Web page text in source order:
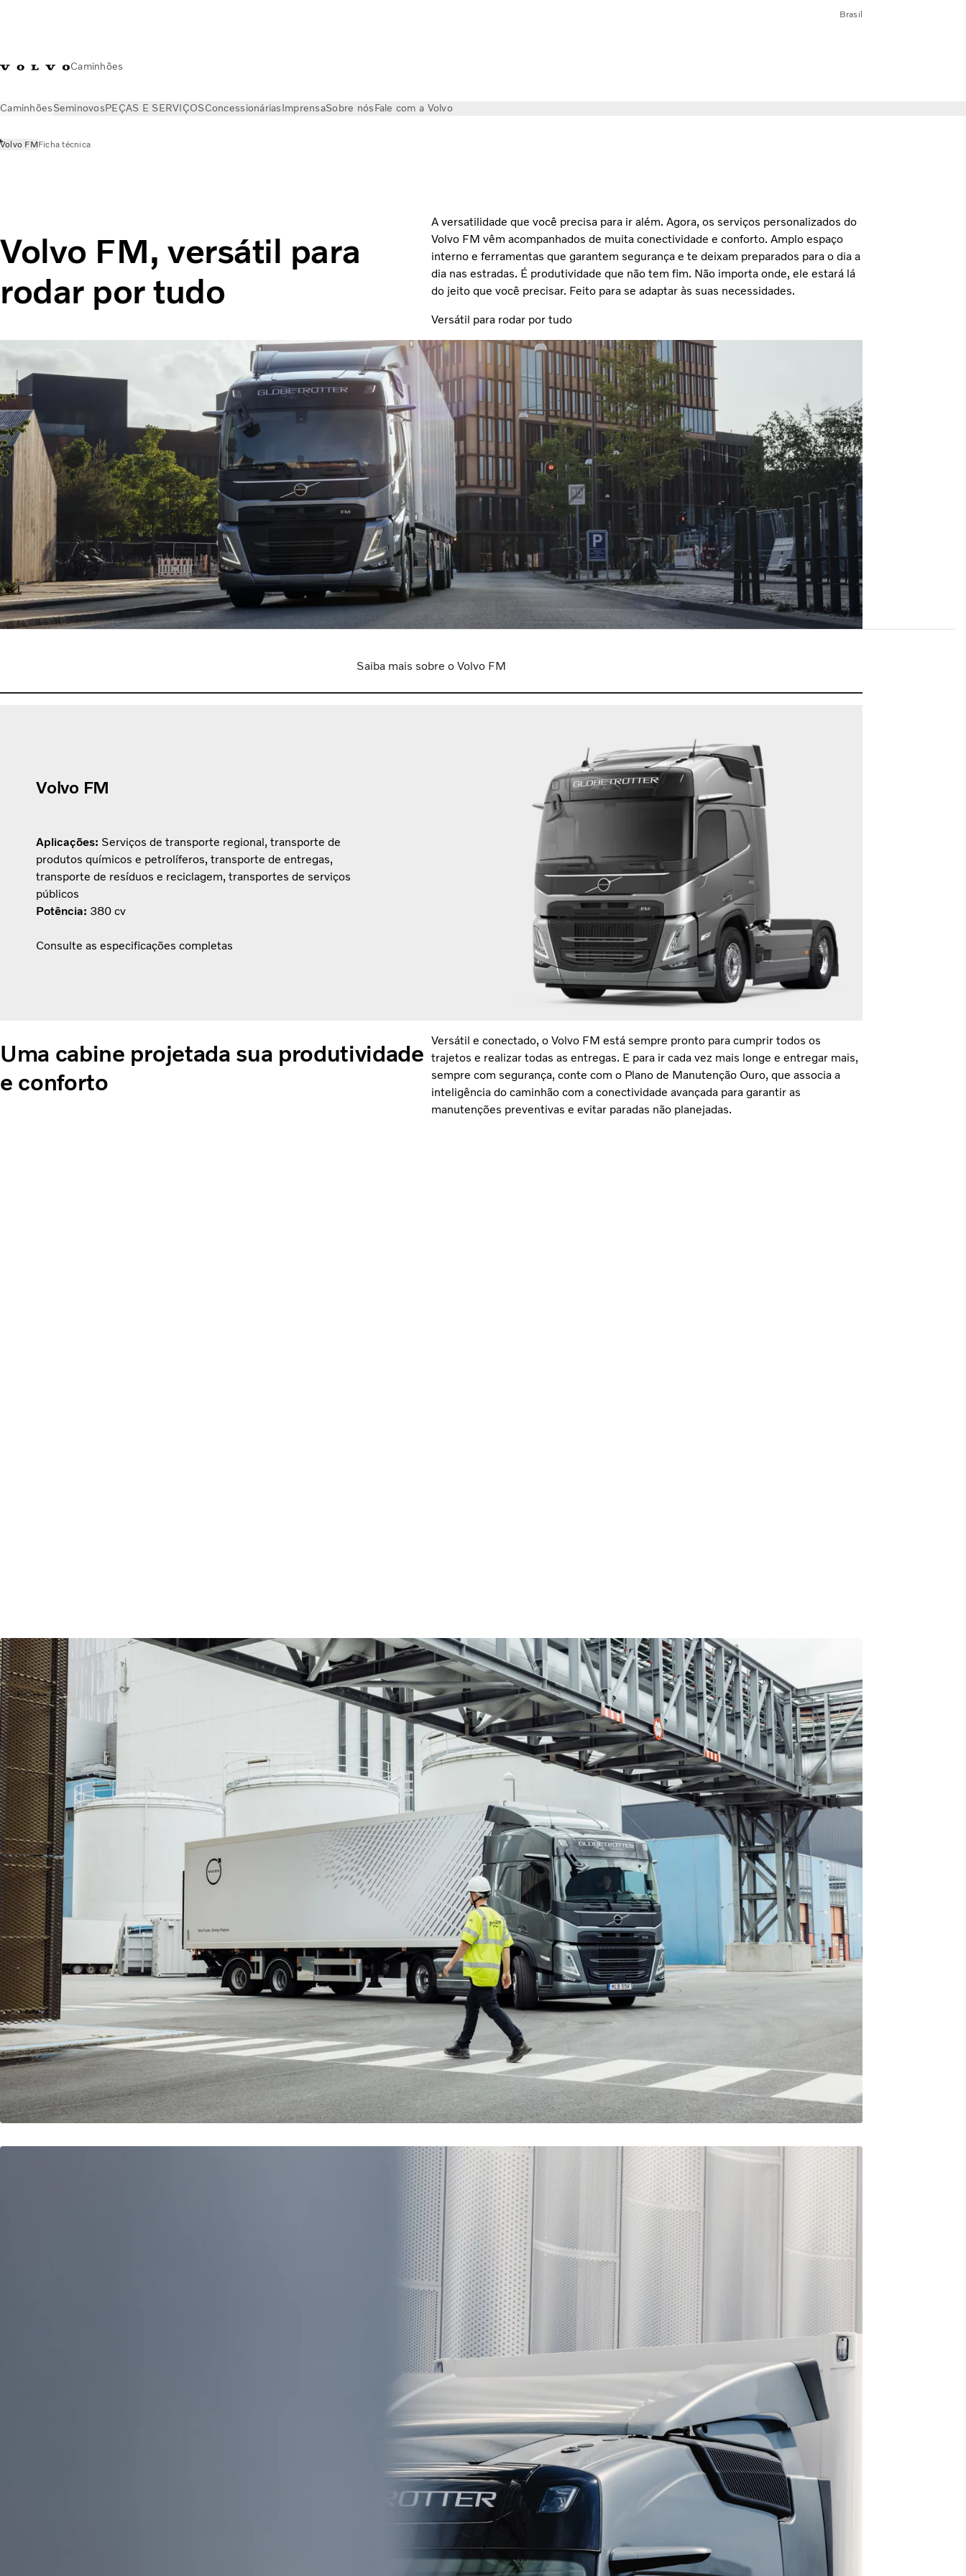
Caminhões
Brasil
CaminhõesSeminovosPEÇAS E SERVIÇOSConcessionáriasImprensaSobre nósFale com a Volvo
Volvo FMFicha técnica
Volvo FM, versátil para
rodar por tudo
A versatilidade que você precisa para ir além. Agora, os serviços personalizados do
Volvo FM vêm acompanhados de muita conectividade e conforto. Amplo espaço
interno e ferramentas que garantem segurança e te deixam preparados para o dia a
dia nas estradas. É produtividade que não tem fim. Não importa onde, ele estará lá
do jeito que você precisar. Feito para se adaptar às suas necessidades.
Versátil para rodar por tudo
Saiba mais sobre o Volvo FM
Volvo FM
Aplicações: Serviços de transporte regional, transporte de
produtos químicos e petrolíferos, transporte de entregas,
transporte de resíduos e reciclagem, transportes de serviços
públicos
Potência: 380 cv
Consulte as especificações completas
Uma cabine projetada sua produtividade
e conforto
Versátil e conectado, o Volvo FM está sempre pronto para cumprir todos os
trajetos e realizar todas as entregas. E para ir cada vez mais longe e entregar mais,
sempre com segurança, conte com o Plano de Manutenção Ouro, que associa a
inteligência do caminhão com a conectividade avançada para garantir as
manutenções preventivas e evitar paradas não planejadas.